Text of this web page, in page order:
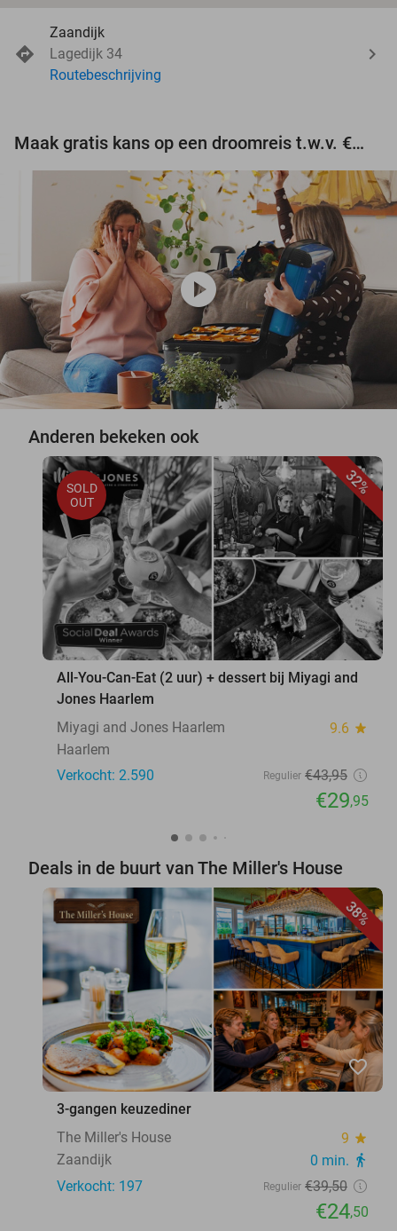
Zaandijk
Lagedijk 34
Routebeschrijving
Maak gratis kans op een droomreis t.w.v. €3.000!
play_circle
Anderen bekeken ook
32%
SOLD
OUT
All-You-Can-Eat (2 uur) + dessert bij Miyagi and
Jones Haarlem
Miyagi and Jones Haarlem
9.6 star
Haarlem
Verkocht: 2.590
Regulier €43,95
€29,95
Deals in de buurt van The Miller's House
38%
favorite_border
3-gangen keuzediner
The Miller's House
9 star
Zaandijk 0 min. directions_walk
Verkocht: 197 Regulier €39,50
€24,50